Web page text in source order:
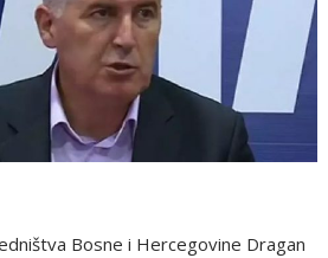
Bosne i Hercegovine Dragan